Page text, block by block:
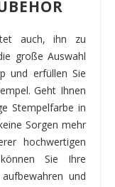
auch, ihn zu
große Auswahl
und erfüllen Sie
Geht Ihnen
Stempelfarbe in
Sorgen mehr
hochwertigen
Sie Ihre
und